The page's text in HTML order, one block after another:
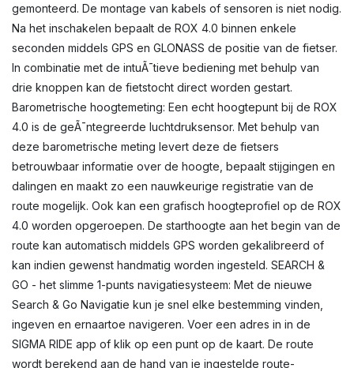
gemonteerd. De montage van kabels of sensoren is niet nodig.
Na het inschakelen bepaalt de ROX 4.0 binnen enkele
seconden middels GPS en GLONASS de positie van de fietser.
In combinatie met de intuÃ¯tieve bediening met behulp van
drie knoppen kan de fietstocht direct worden gestart.
Barometrische hoogtemeting: Een echt hoogtepunt bij de ROX
4.0 is de geÃ¯ntegreerde luchtdruksensor. Met behulp van
deze barometrische meting levert deze de fietsers
betrouwbaar informatie over de hoogte, bepaalt stijgingen en
dalingen en maakt zo een nauwkeurige registratie van de
route mogelijk. Ook kan een grafisch hoogteprofiel op de ROX
4.0 worden opgeroepen. De starthoogte aan het begin van de
route kan automatisch middels GPS worden gekalibreerd of
kan indien gewenst handmatig worden ingesteld. SEARCH &
GO - het slimme 1-punts navigatiesysteem: Met de nieuwe
Search & Go Navigatie kun je snel elke bestemming vinden,
ingeven en ernaartoe navigeren. Voer een adres in in de
SIGMA RIDE app of klik op een punt op de kaart. De route
wordt berekend aan de hand van je ingestelde route-